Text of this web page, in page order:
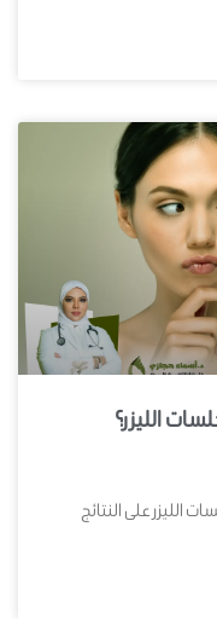
الليزر؟
الليزر على النتائج